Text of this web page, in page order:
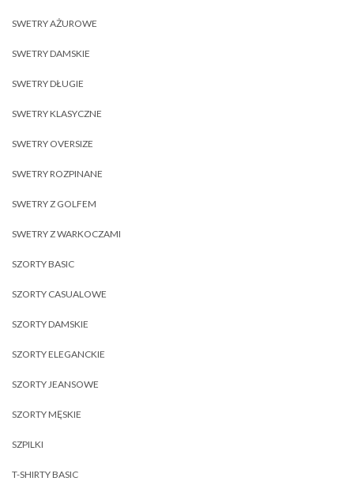
SWETRY AŻUROWE
SWETRY DAMSKIE
SWETRY DŁUGIE
SWETRY KLASYCZNE
SWETRY OVERSIZE
SWETRY ROZPINANE
SWETRY Z GOLFEM
SWETRY Z WARKOCZAMI
SZORTY BASIC
SZORTY CASUALOWE
SZORTY DAMSKIE
SZORTY ELEGANCKIE
SZORTY JEANSOWE
SZORTY MĘSKIE
SZPILKI
T-SHIRTY BASIC